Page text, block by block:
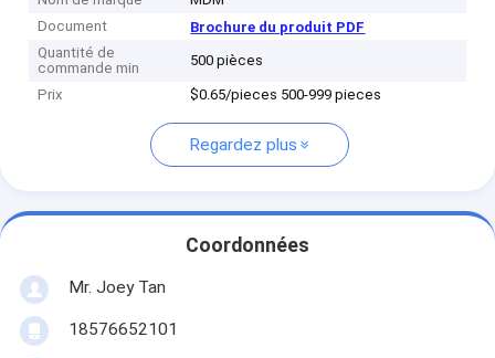
Document
Brochure du produit PDF
Quantité de
commande min
500 pièces
Prix $0.65/pieces 500-999 pieces
Regardez plus
Coordonnées
Mr. Joey Tan
18576652101